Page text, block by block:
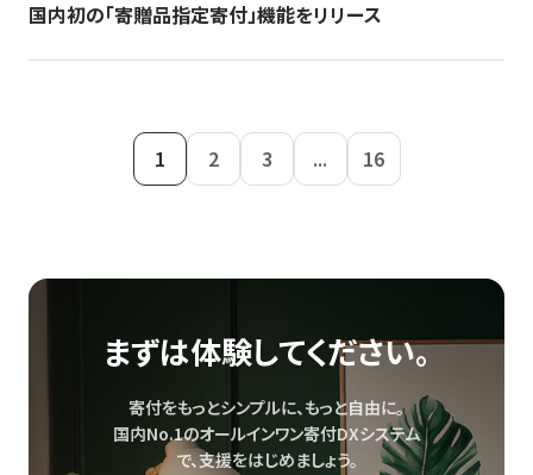
国内初の「寄贈品指定寄付」機能をリリース
1 2 3 ... 16
まずは体験してください。
寄付をもっとシンプルに、もっと自由に。
国内No.1のオールインワン寄付DXシステム
で、支援をはじめましょう。